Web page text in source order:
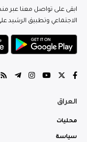
ابقى على تواصل معنا عبر
الاجتماعي وتطبيق الرشيد
العراق
محليات
سياسة